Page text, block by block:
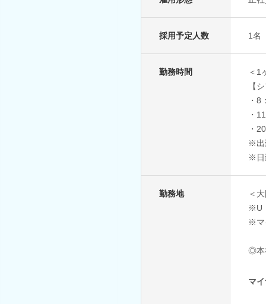
採用予定人数 1名
勤務時間
＜1
【
・8
・
・
※出
※日
勤務地
＜
※U
※マ
◎本
マ